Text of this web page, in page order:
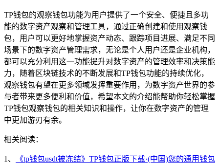
TP钱包的观察钱包功能为用户提供了一个安全、便捷且多功
能的数字资产观察和管理工具，通过正确创建和使用观察钱
包，用户可以更好地掌握资产动态、跟踪项目进展、满足不同
场景下的数字资产管理需求，无论是个人用户还是企业机构，
都可以充分利用这一功能提升对数字资产的管理效率和决策能
力，随着区块链技术的不断发展和TP钱包功能的持续优化，
观察钱包有望在更多领域发挥重要作用，为数字资产世界的参
与者带来更多便利和价值，希望本文的介绍能帮助你轻松掌握
TP钱包观察钱包的相关知识和操作，让你在数字资产的管理
中更加游刃有余。
相关阅读：
1、
《tp钱包usdt被冻结》TP钱包正版下载·(中国)您的通用钱包